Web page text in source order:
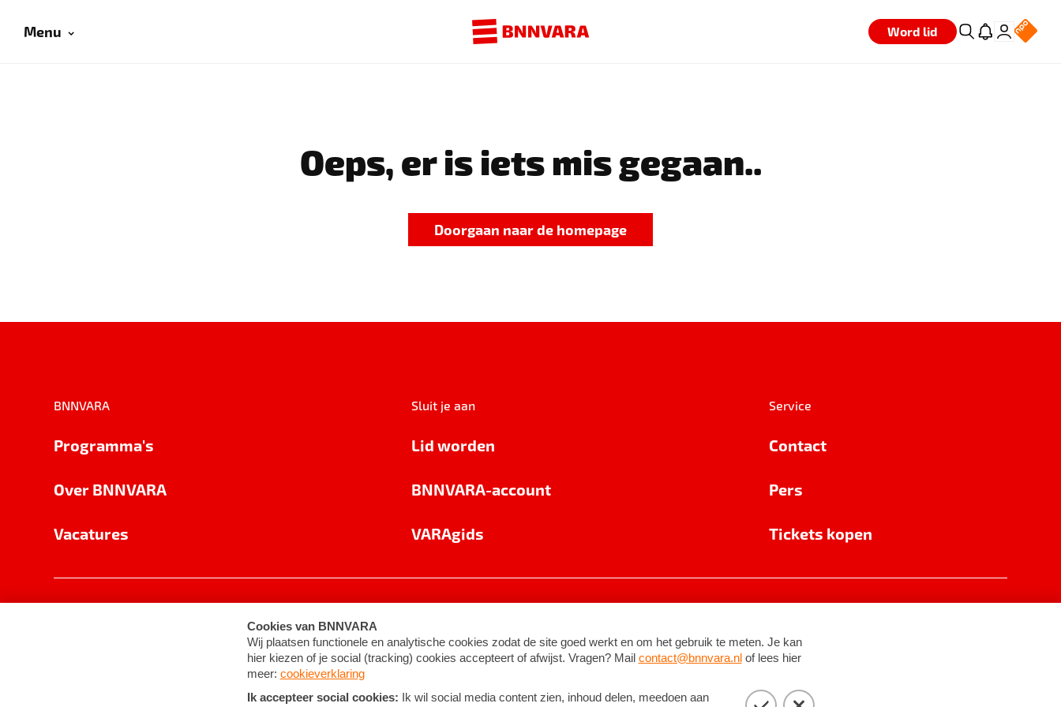
Menu Word lid
Oeps, er is iets mis gegaan..
Doorgaan naar de homepage
BNNVARA
Programma's
Over BNNVARA
Vacatures
Sluit je aan
Lid worden
BNNVARA-account
VARAgids
Service
Contact
Pers
Tickets kopen
Cookie-instellingen Algemene voorwaarden ©2026BNNVARA